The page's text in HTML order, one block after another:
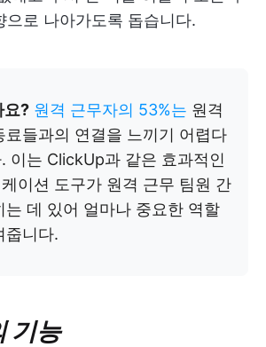
으로 나아가도록 돕습니다.
요? 원격 근무자의 53%는 원격
료들과의 연결을 느끼기 어렵다
이는 ClickUp과 같은 효과적인
이션 도구가 원격 근무 팀원 간
는 데 있어 얼마나 중요한 역할
줍니다.
기능